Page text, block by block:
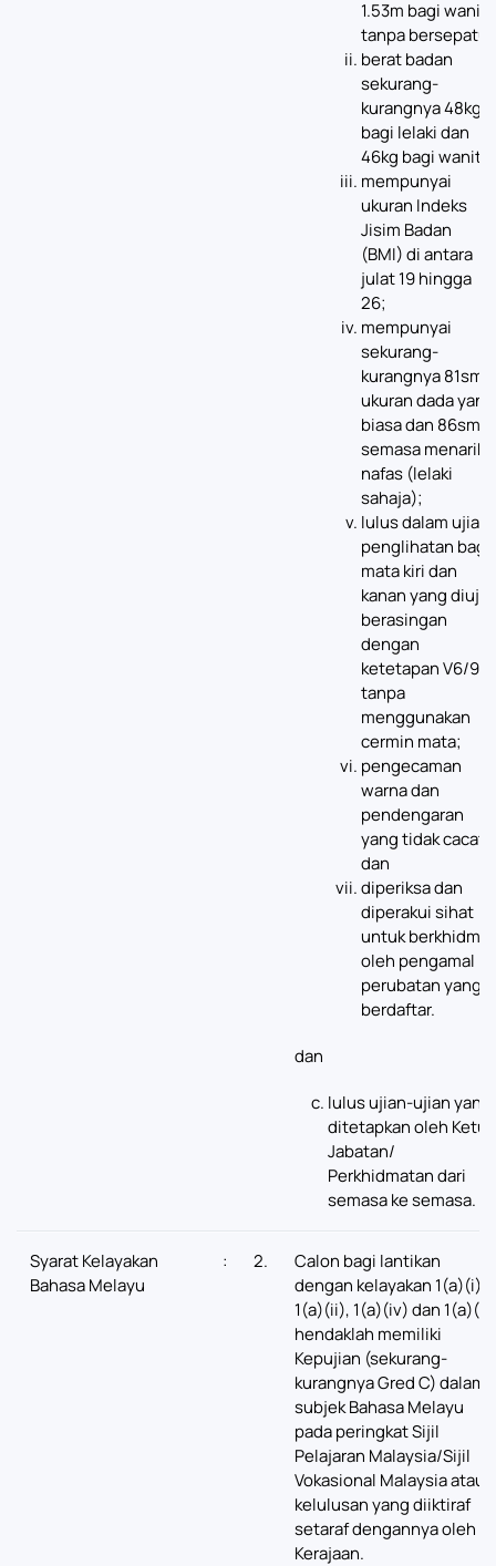
1.53m bagi wanita
tanpa bersepatu;
berat badan
sekurang-
kurangnya 48kg
bagi lelaki dan
46kg bagi wanita;
mempunyai
ukuran Indeks
Jisim Badan
(BMI) di antara
julat 19 hingga
26;
mempunyai
sekurang-
kurangnya 81sm
ukuran dada yang
biasa dan 86sm
semasa menarik
nafas (lelaki
sahaja);
lulus dalam ujian
penglihatan bagi
mata kiri dan
kanan yang diuji
berasingan
dengan
ketetapan V6/9
tanpa
menggunakan
cermin mata;
pengecaman
warna dan
pendengaran
yang tidak cacat;
dan
diperiksa dan
diperakui sihat
untuk berkhidmat
oleh pengamal
perubatan yang
berdaftar.
dan
lulus ujian-ujian yang
ditetapkan oleh Ketua
Jabatan/
Perkhidmatan dari
semasa ke semasa.
Syarat Kelayakan
Bahasa Melayu
: 2.
Calon bagi lantikan
dengan kelayakan 1(a)(i),
1(a)(ii), 1(a)(iv) dan 1(a)(v)
hendaklah memiliki
Kepujian (sekurang-
kurangnya Gred C) dalam
subjek Bahasa Melayu
pada peringkat Sijil
Pelajaran Malaysia/Sijil
Vokasional Malaysia atau
kelulusan yang diiktiraf
setaraf dengannya oleh
Kerajaan.